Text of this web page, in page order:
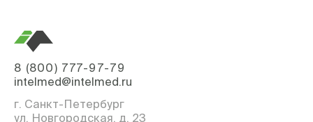
8 (800) 777-97-79
intelmed@intelmed.ru
г. Санкт-Петербург
ул. Новгородская, д. 23